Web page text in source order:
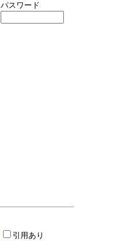
パスワード
引用あり